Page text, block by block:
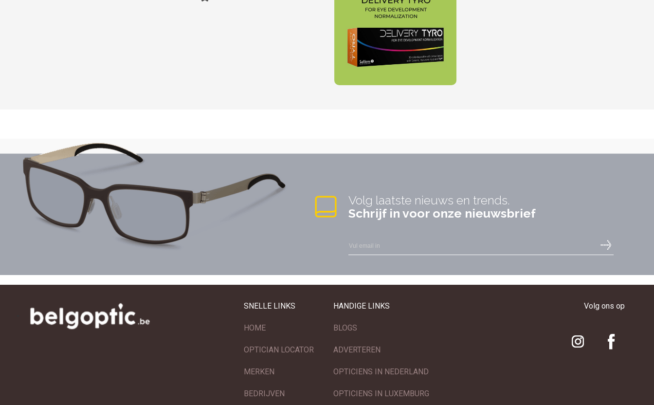
Volg laatste nieuws en trends.
Schrijf in voor onze nieuwsbrief
SNELLE LINKS
HOME
OPTICIAN LOCATOR
MERKEN
BEDRIJVEN
HANDIGE LINKS
BLOGS
ADVERTEREN
OPTICIENS IN NEDERLAND
OPTICIENS IN LUXEMBURG
Volg ons op